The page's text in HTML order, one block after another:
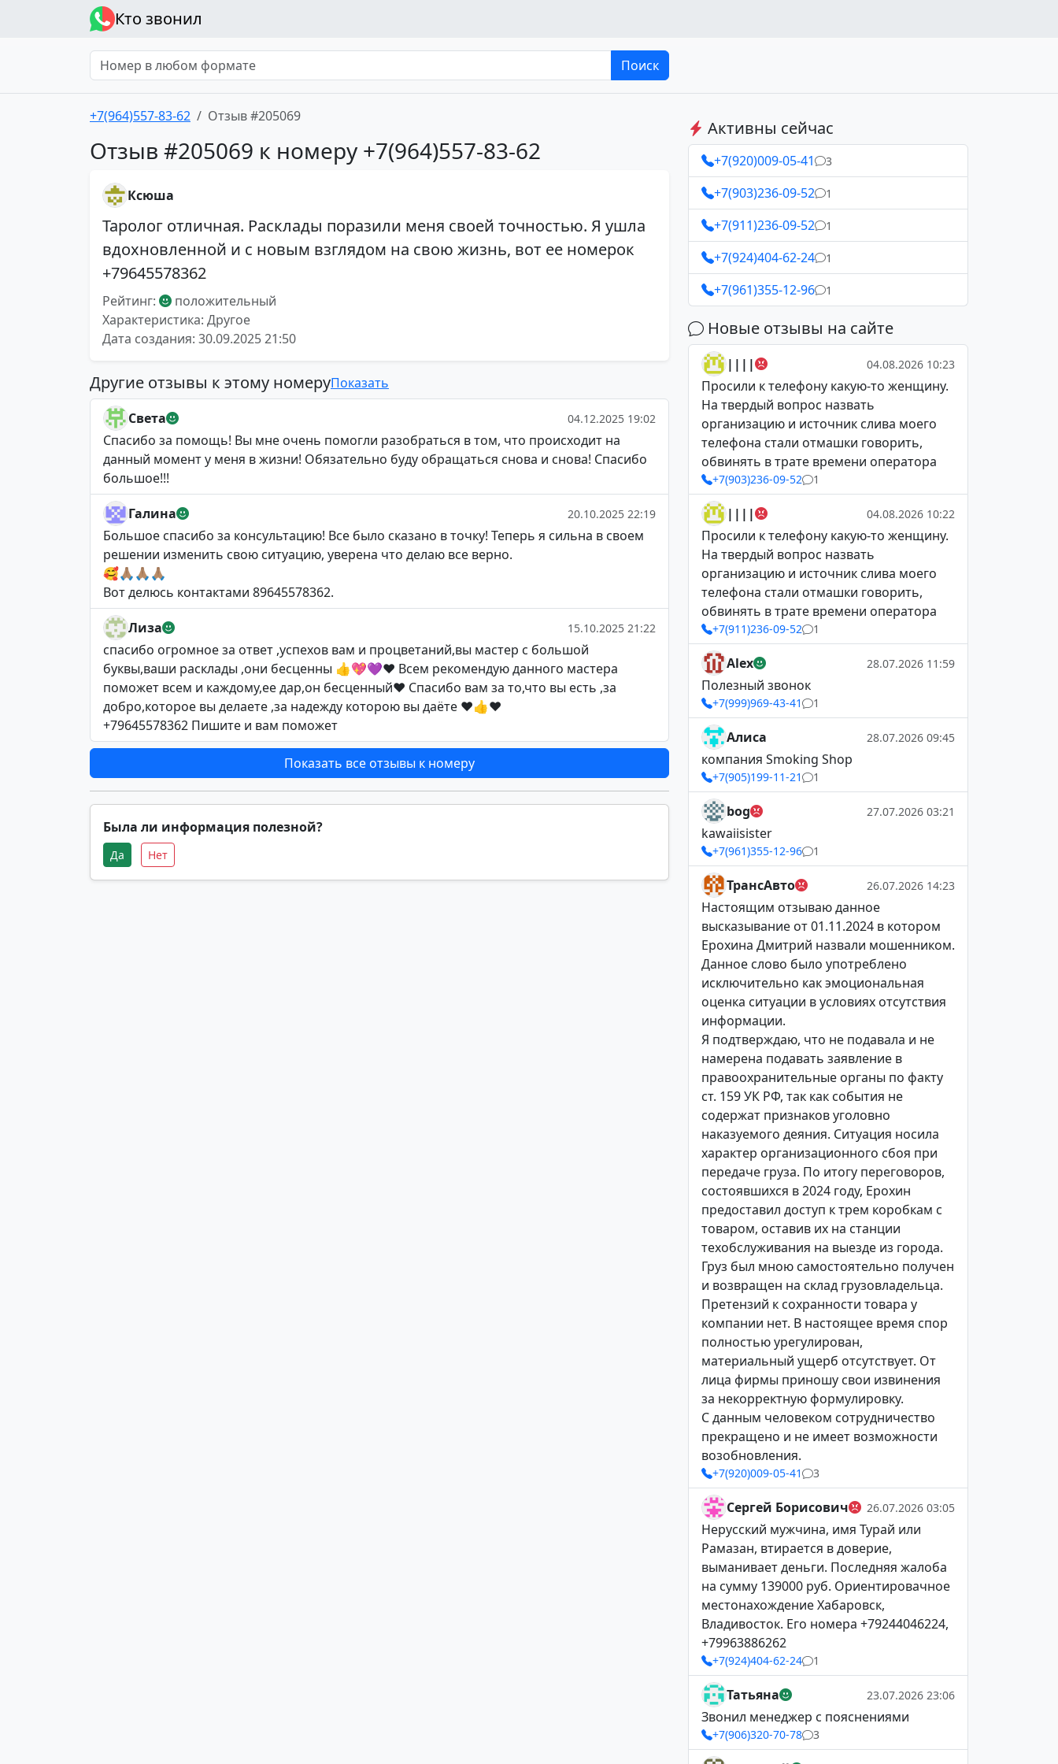
Кто звонил
Поиск
+7(964)557-83-62 Отзыв #205069
Отзыв #205069 к номеру +7(964)557-83-62
Ксюша
Таролог отличная. Расклады поразили меня своей точностью. Я ушла
вдохновленной и с новым взглядом на свою жизнь, вот ее номерок
+79645578362
Рейтинг:
положительный
Характеристика: Другое
Дата создания: 30.09.2025 21:50
Другие отзывы к этому номеруПоказать
Света 04.12.2025 19:02
Спасибо за помощь! Вы мне очень помогли разобраться в том, что происходит на
данный момент у меня в жизни! Обязательно буду обращаться снова и снова! Спасибо
большое!!!
Галина 20.10.2025 22:19
Большое спасибо за консультацию! Все было сказано в точку! Теперь я сильна в своем
решении изменить свою ситуацию, уверена что делаю все верно.
🥰🙏🏽🙏🏽🙏🏽
Вот делюсь контактами 89645578362.
Лиза 15.10.2025 21:22
спасибо огромное за ответ ,успехов вам и процветаний,вы мастер с большой
буквы,ваши расклады ,они бесценны 👍💖💜❤️ Всем рекомендую данного мастера
поможет всем и каждому,ее дар,он бесценный♥️ Спасибо вам за то,что вы есть ,за
добро,которое вы делаете ,за надежду которою вы даёте ♥️👍♥️
+79645578362 Пишите и вам поможет
Показать все отзывы к номеру
Была ли информация полезной?
Да Нет
Активны сейчас
+7(920)009-05-41 3
+7(903)236-09-52 1
+7(911)236-09-52 1
+7(924)404-62-24 1
+7(961)355-12-96 1
Новые отзывы на сайте
|||| 04.08.2026 10:23
Просили к телефону какую-то женщину.
На твердый вопрос назвать
организацию и источник слива моего
телефона стали отмашки говорить,
обвинять в трате времени оператора
+7(903)236-09-52 1
|||| 04.08.2026 10:22
Просили к телефону какую-то женщину.
На твердый вопрос назвать
организацию и источник слива моего
телефона стали отмашки говорить,
обвинять в трате времени оператора
+7(911)236-09-52 1
Alex 28.07.2026 11:59
Полезный звонок
+7(999)969-43-41 1
Алиса 28.07.2026 09:45
компания Smoking Shop
+7(905)199-11-21 1
bog 27.07.2026 03:21
kawaiisister
+7(961)355-12-96 1
ТрансАвто 26.07.2026 14:23
Настоящим отзываю данное
высказывание от 01.11.2024 в котором
Ерохина Дмитрий назвали мошенником.
Данное слово было употреблено
исключительно как эмоциональная
оценка ситуации в условиях отсутствия
информации.
Я подтверждаю, что не подавала и не
намерена подавать заявление в
правоохранительные органы по факту
ст. 159 УК РФ, так как события не
содержат признаков уголовно
наказуемого деяния. Ситуация носила
характер организационного сбоя при
передаче груза. По итогу переговоров,
состоявшихся в 2024 году, Ерохин
предоставил доступ к трем коробкам с
товаром, оставив их на станции
техобслуживания на выезде из города.
Груз был мною самостоятельно получен
и возвращен на склад грузовладельца.
Претензий к сохранности товара у
компании нет. В настоящее время спор
полностью урегулирован,
материальный ущерб отсутствует. От
лица фирмы приношу свои извинения
за некорректную формулировку.
С данным человеком сотрудничество
прекращено и не имеет возможности
возобновления.
+7(920)009-05-41 3
Сергей Борисович 26.07.2026 03:05
Нерусский мужчина, имя Турай или
Рамазан, втирается в доверие,
выманивает деньги. Последняя жалоба
на сумму 139000 руб. Ориентировачное
местонахождение Хабаровск,
Владивосток. Его номера +79244046224,
+79963886262
+7(924)404-62-24 1
Татьяна 23.07.2026 23:06
Звонил менеджер с пояснениями
+7(906)320-70-78 3